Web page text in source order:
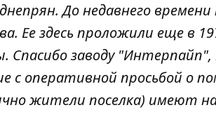
До недавнего
Ее здесь проложили еще в
Спасибо заводу
с оперативной просьбой о
жители поселка) имеют